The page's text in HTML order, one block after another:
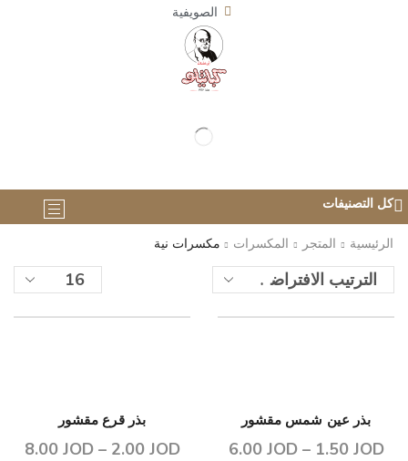
الصويفية
كل التصنيفات
الرئيسية المتجر المكسرات مكسرات نية
بذر عين شمس مقشور
1.50 JOD
–
6.00 JOD
بذر قرع مقشور
2.00 JOD
–
8.00 JOD